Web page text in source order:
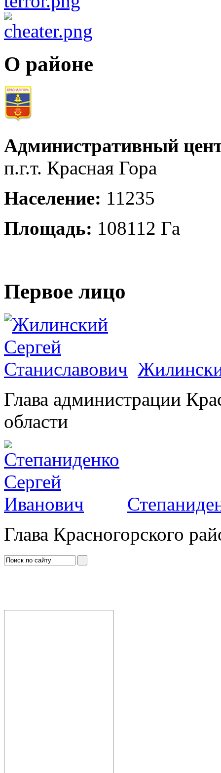
О районе
Административный
п.г.т. Красная Гора
Население: 11235
Площадь: 108112 Га
Первое лицо
Глава администрации
области
Глава Красногорского